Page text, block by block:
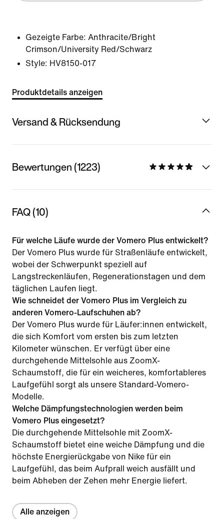
Gezeigte Farbe: Anthracite/Bright
Crimson/University Red/Schwarz
Style: HV8150-017
Produktdetails anzeigen
Versand & Rücksendung
Bewertungen (1223)
FAQ (10)
Für welche Läufe wurde der Vomero Plus entwickelt?
Der Vomero Plus wurde für Straßenläufe entwickelt,
wobei der Schwerpunkt speziell auf
Langstreckenläufen, Regenerationstagen und dem
täglichen Laufen liegt.
Wie schneidet der Vomero Plus im Vergleich zu
anderen Vomero-Laufschuhen ab?
Der Vomero Plus wurde für Läufer:innen entwickelt,
die sich Komfort vom ersten bis zum letzten
Kilometer wünschen. Er verfügt über eine
durchgehende Mittelsohle aus ZoomX-
Schaumstoff, die für ein weicheres, komfortableres
Laufgefühl sorgt als unsere Standard-Vomero-
Modelle.
Welche Dämpfungstechnologien werden beim
Vomero Plus eingesetzt?
Die durchgehende Mittelsohle mit ZoomX-
Schaumstoff bietet eine weiche Dämpfung und die
höchste Energierückgabe von Nike für ein
Laufgefühl, das beim Aufprall weich ausfällt und
beim Abheben der Zehen mehr Energie liefert.
Alle anzeigen